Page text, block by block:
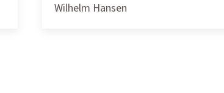
Wilhelm Hansen